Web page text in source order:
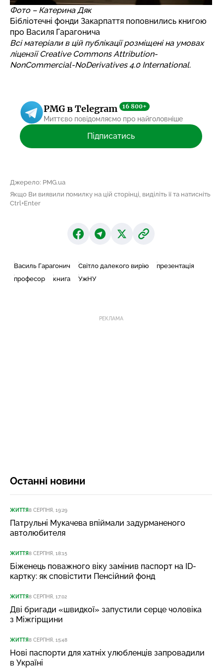
Фото – Катерина Дяк
Бібліотечні фонди Закарпаття поповнились книгою
про Василя Гарагонича
Всі матеріали в цій публікації розміщені на умовах
ліцензії Creative Commons Attribution-
NonCommercial-NoDerivatives 4.0 International.
PMG в Telegram 16 800+
Миттєво повідомляємо про найголовніше
Підписатись
Джерело: PMG.ua
Якщо Ви виявили помилку на цій сторінці, виділіть її та натисніть
Ctrl+Enter
Василь Гарагонич Світло далекого вирію
презентація
професор
книга УжНУ
РЕКЛАМА
Останні новини
ЖИТТЯ8 СЕРПНЯ, 19:29
Патрульні Мукачева впіймали задурманеного
автолюбителя
ЖИТТЯ8 СЕРПНЯ, 18:15
Біженець поважного віку замінив паспорт на ID-
картку: як сповістити Пенсійний фонд
ЖИТТЯ8 СЕРПНЯ, 17:02
Дві бригади «швидкої» запустили серце чоловіка
з Міжгірщини
ЖИТТЯ8 СЕРПНЯ, 15:48
Нові паспорти для хатніх улюбленців запровадили
в Україні